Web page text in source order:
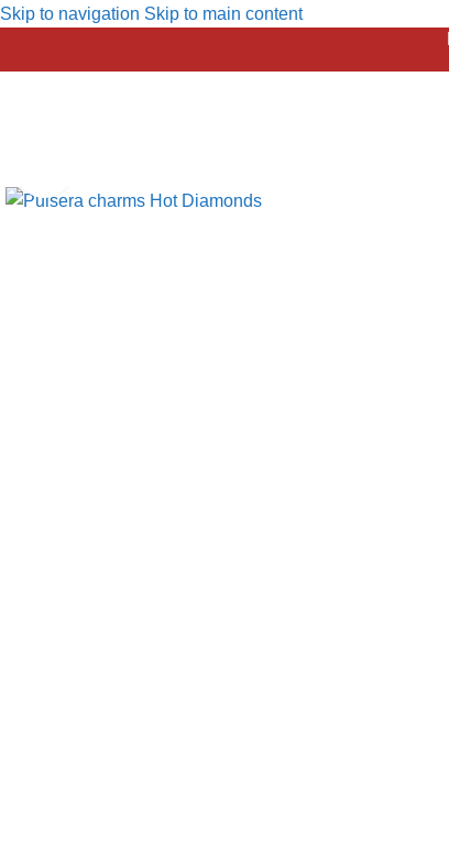
Skip to navigation Skip to main content